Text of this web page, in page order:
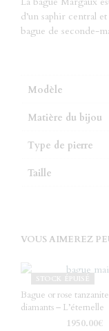
d’un saphir central
bague de seconde-
Modèle
Matière du bijou
Type de pierre
Taille
VOUS AIMEREZ
STOCK ÉPUISÉ
Bague or rose
diamants – L’éternelle
1950.00€